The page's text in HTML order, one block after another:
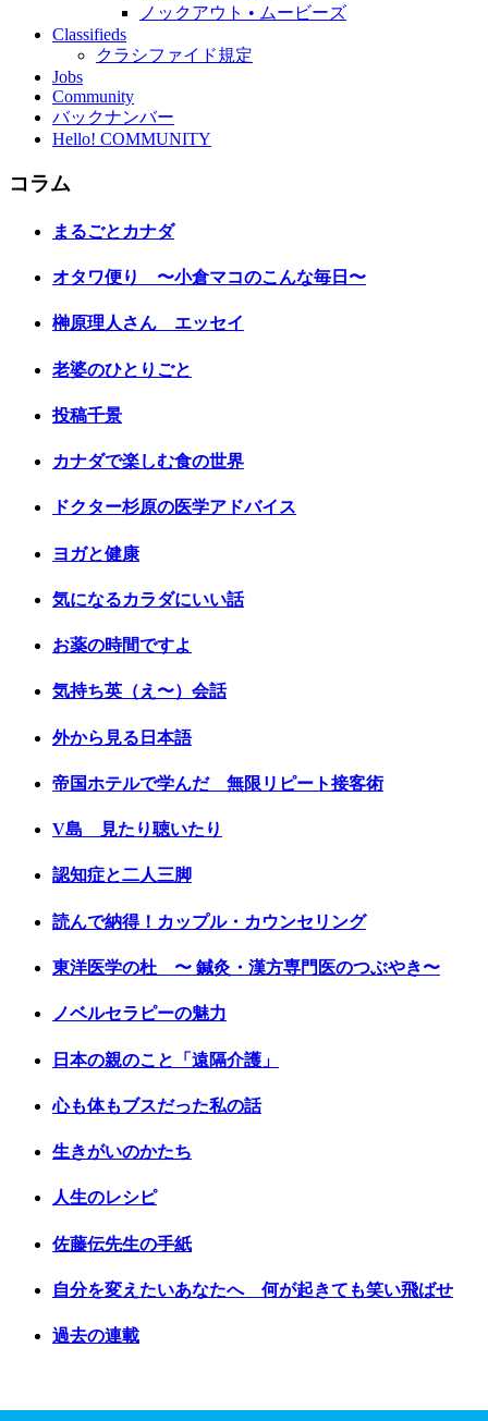
ノックアウト • ムービーズ
Classifieds
クラシファイド規定
Jobs
Community
バックナンバー
Hello! COMMUNITY
コラム
まるごとカナダ
オタワ便り 〜小倉マコのこんな毎日〜
榊原理人さん エッセイ
老婆のひとりごと
投稿千景
カナダで楽しむ食の世界
ドクター杉原の医学アドバイス
ヨガと健康
気になるカラダにいい話
お薬の時間ですよ
気持ち英（え〜）会話
外から見る日本語
帝国ホテルで学んだ 無限リピート接客術
V島 見たり聴いたり
認知症と二人三脚
読んで納得！カップル・カウンセリング
東洋医学の杜 〜 鍼灸・漢方専門医のつぶやき〜
ノベルセラピーの魅力
日本の親のこと「遠隔介護」
心も体もブスだった私の話
生きがいのかたち
人生のレシピ
佐藤伝先生の手紙
自分を変えたいあなたへ 何が起きても笑い飛ばせ
過去の連載